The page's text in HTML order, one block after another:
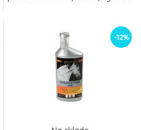
plic. Je vhodn&y
-12%